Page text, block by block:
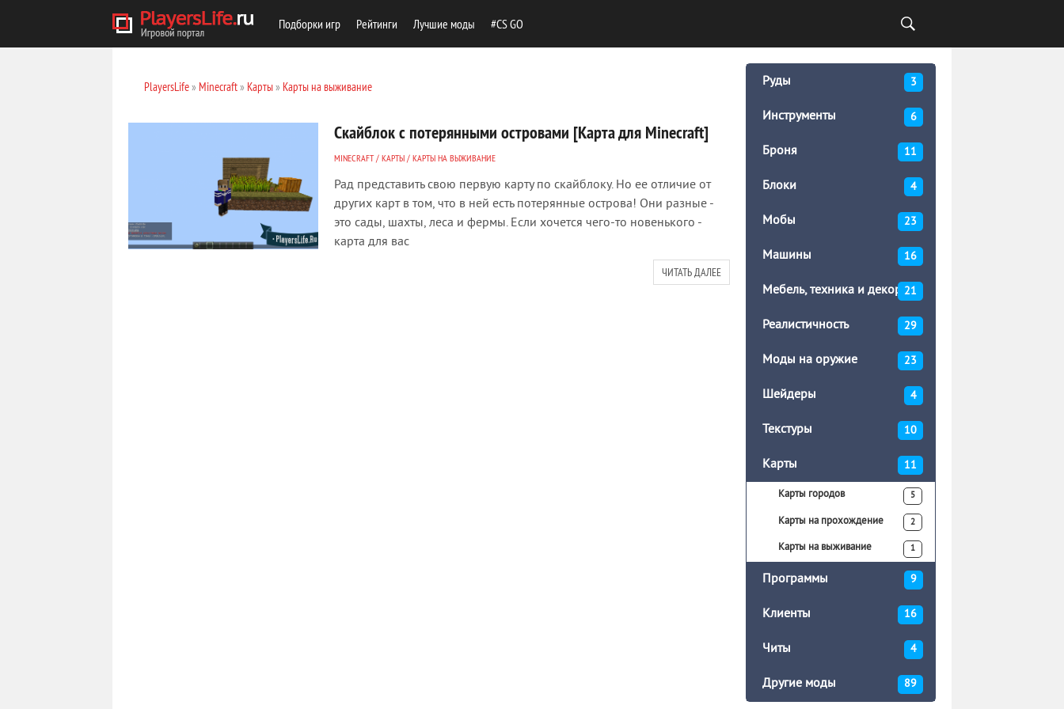
Подборки игр Рейтинги Лучшие моды #CS GO
PlayersLife» Minecraft» Карты» Карты на выживание
Скайблок с потерянными островами [Карта для Minecraft]
MINECRAFT/ КАРТЫ / КАРТЫ НА ВЫЖИВАНИЕ
Рад представить свою первую карту по скайблоку. Но ее отличие от
других карт в том, что в ней есть потерянные острова! Они разные -
это сады, шахты, леса и фермы. Если хочется чего-то новенького -
карта для вас
ЧИТАТЬ ДАЛЕЕ
Руды 3
Инструменты 6
Броня 11
Блоки 4
Мобы 23
Машины 16
Мебель, техника и декор 21
Реалистичность 29
Моды на оружие 23
Шейдеры 4
Текстуры 10
Карты 11
Карты городов 5
Карты на прохождение 2
Карты на выживание 1
Программы 9
Клиенты 16
Читы 4
Другие моды 89